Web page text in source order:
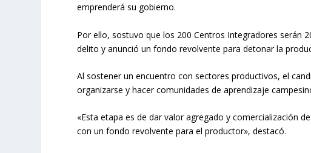
emprenderá su gobierno.
Por ello, sostuvo que los 200 Centros Integradores serán
delito y anunció un fondo revolvente para detonar la
Al sostener un encuentro con sectores productivos, el
organizarse y hacer comunidades de aprendizaje
«Esta etapa es de dar valor agregado y comercialización
con un fondo revolvente para el productor», destacó.